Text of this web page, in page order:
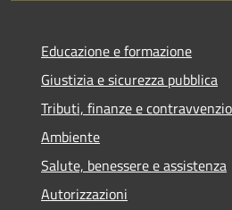
Educazione e formazione
Giustizia e sicurezza pubblica
Tributi, finanze e
Ambiente
Salute, benessere e assistenza
Autorizzazioni